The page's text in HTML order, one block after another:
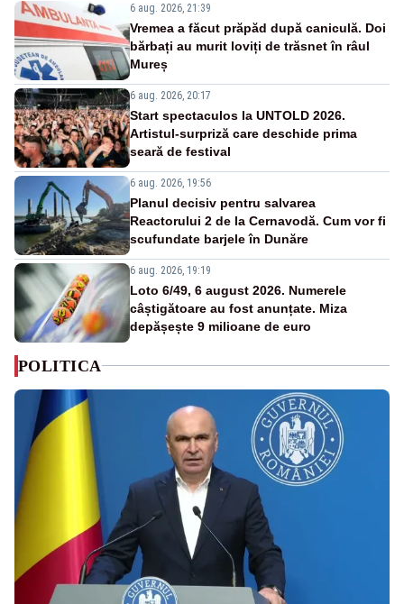
6 aug. 2026, 21:39
Vremea a făcut prăpăd după caniculă. Doi
bărbați au murit loviți de trăsnet în râul
Mureș
6 aug. 2026, 20:17
Start spectaculos la UNTOLD 2026.
Artistul-surpriză care deschide prima
seară de festival
6 aug. 2026, 19:56
Planul decisiv pentru salvarea
Reactorului 2 de la Cernavodă. Cum vor fi
scufundate barjele în Dunăre
6 aug. 2026, 19:19
Loto 6/49, 6 august 2026. Numerele
câștigătoare au fost anunțate. Miza
depășește 9 milioane de euro
POLITICA